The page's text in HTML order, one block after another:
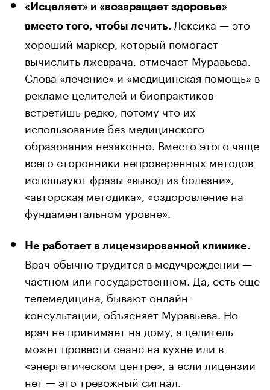
«Исцеляет» и «возвращает здоровье»
вместо того, чтобы лечить. Лексика — это
хороший маркер, который помогает
вычислить лжеврача, отмечает Муравьева.
Слова «лечение» и «медицинская помощь» в
рекламе целителей и биопрактиков
встретишь редко, потому что их
использование без медицинского
образования незаконно. Вместо этого чаще
всего сторонники непроверенных методов
используют фразы «вывод из болезни»,
«авторская методика», «оздоровление на
фундаментальном уровне».
Не работает в лицензированной клинике.
Врач обычно трудится в медучреждении —
частном или государственном. Да, есть еще
телемедицина, бывают онлайн-
консультации, объясняет Муравьева. Но
врач не принимает на дому, а целитель
может провести сеанс на кухне или в
«энергетическом центре», а если лицензии
нет — это тревожный сигнал.